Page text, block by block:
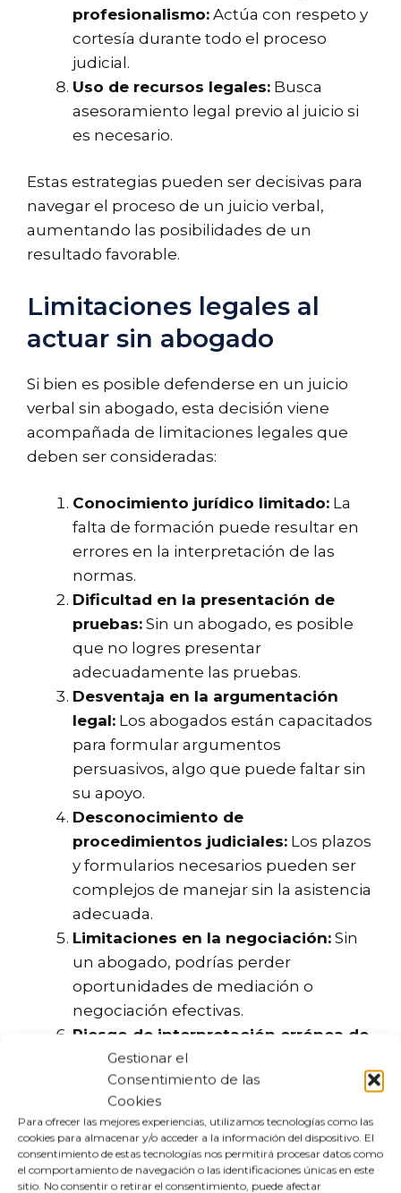
Gestionar el
Consentimiento de las
Cookies
Para ofrecer las mejores experiencias, utilizamos tecnologías como las
cookies para almacenar y/o acceder a la información del dispositivo. El
consentimiento de estas tecnologías nos permitirá procesar datos como
el comportamiento de navegación o las identificaciones únicas en este
sitio. No consentir o retirar el consentimiento, puede afectar
profesionalismo: Actúa con respeto y
cortesía durante todo el proceso
judicial.
Uso de recursos legales: Busca
asesoramiento legal previo al juicio si
es necesario.
Estas estrategias pueden ser decisivas para
navegar el proceso de un juicio verbal,
aumentando las posibilidades de un
resultado favorable.
Limitaciones legales al
actuar sin abogado
Si bien es posible defenderse en un juicio
verbal sin abogado, esta decisión viene
acompañada de limitaciones legales que
deben ser consideradas:
Conocimiento jurídico limitado: La
falta de formación puede resultar en
errores en la interpretación de las
normas.
Dificultad en la presentación de
pruebas: Sin un abogado, es posible
que no logres presentar
adecuadamente las pruebas.
Desventaja en la argumentación
legal: Los abogados están capacitados
para formular argumentos
persuasivos, algo que puede faltar sin
su apoyo.
Desconocimiento de
procedimientos judiciales: Los plazos
y formularios necesarios pueden ser
complejos de manejar sin la asistencia
adecuada.
Limitaciones en la negociación: Sin
un abogado, podrías perder
oportunidades de mediación o
negociación efectivas.
Riesgo de interpretación errónea de
la ley:La falta de conocimientos
legales puede llevar a decisiones
desfavorables.
Falta de estrategia legal:Un abogado
puede desarrollar una estrategia
efectiva, algo que podrías no lograr sin